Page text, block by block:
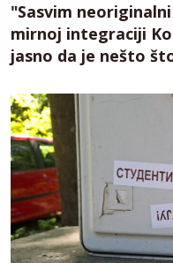
"Sasvim
mirnoj integraciji
jasno da je nešto